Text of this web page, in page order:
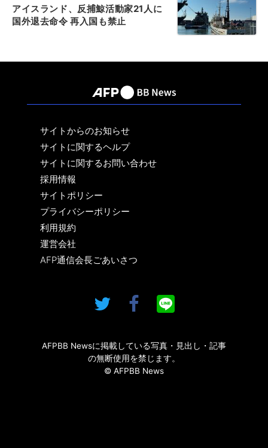
アイスランド、反捕鯨活動家21人に
国外退去命令 再入国も禁止
サイトからのお知らせ
サイトに関するヘルプ
サイトに関するお問い合わせ
採用情報
サイトポリシー
プライバシーポリシー
利用規約
運営会社
AFP通信会長ごあいさつ
AFPBB Newsに掲載している写真・見出し・記事
の無断使用を禁じます。
© AFPBB News